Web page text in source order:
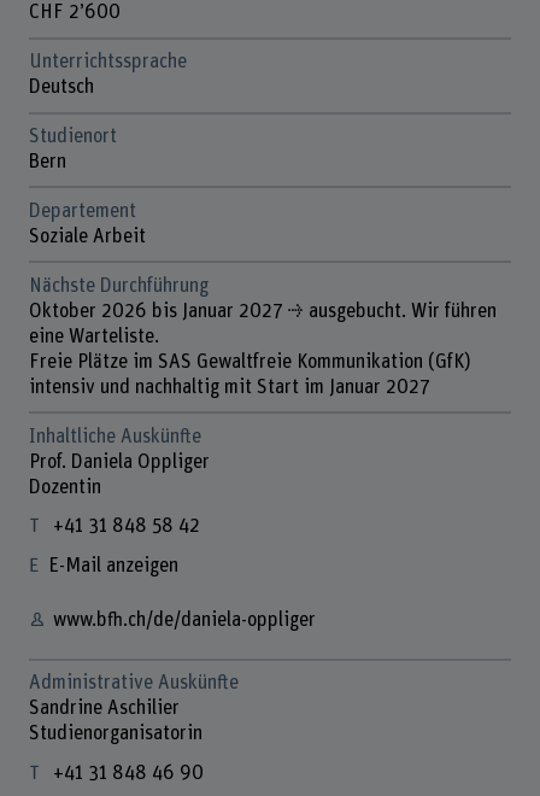
CHF 2’600
Unterrichtssprache
Deutsch
Studienort
Bern
Departement
Soziale Arbeit
Nächste Durchführung
Oktober 2026 bis Januar 2027 ⇢ ausgebucht. Wir führen
eine Warteliste.
Freie Plätze im SAS Gewaltfreie Kommunikation (GfK)
intensiv und nachhaltig mit Start im Januar 2027
Inhaltliche Auskünfte
Prof. Daniela Oppliger
Dozentin
+41 31 848 58 42
E-Mail anzeigen
www.bfh.ch/de/daniela-oppliger
Administrative Auskünfte
Sandrine Aschilier
Studienorganisatorin
+41 31 848 46 90